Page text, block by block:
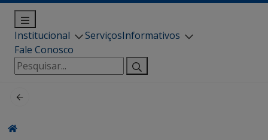
Institucional ServiçosInformativos
Fale Conosco
Pesquisar
por: